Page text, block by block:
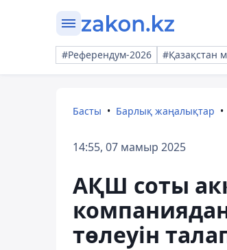
#Референдум-2026 #Қазақстан
Басты Барлық жаңалықтар
14:55, 07 мамыр 2025
АҚШ соты
төлеуін